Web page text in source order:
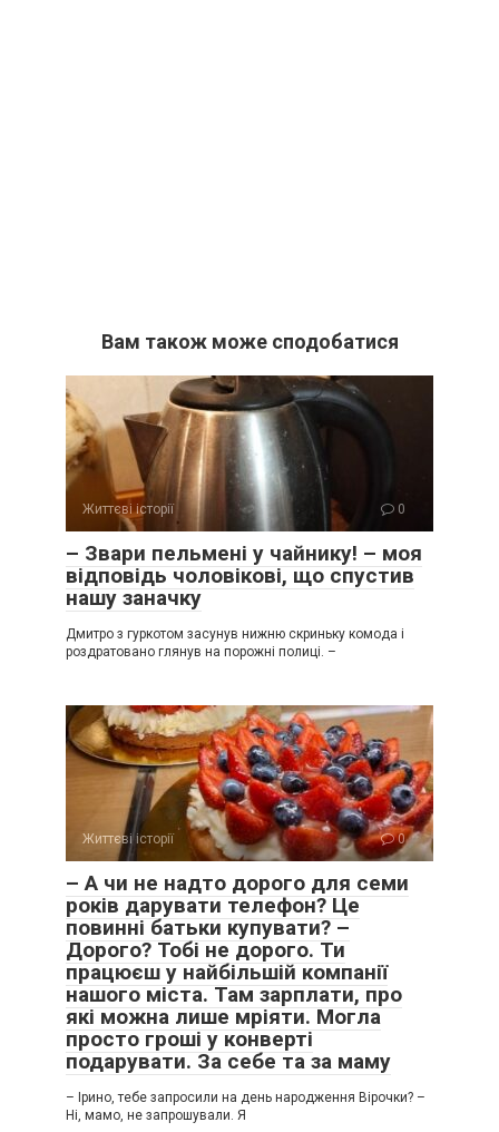
Вам також може сподобатися
Життєві історії 0
– Звари пельмені у чайнику! – моя
відповідь чоловікові, що спустив
нашу заначку
Дмитро з гуркотом засунув нижню скриньку комода і
роздратовано глянув на порожні полиці. –
Життєві історії 0
– А чи не надто дорого для семи
років дарувати телефон? Це
повинні батьки купувати? –
Дорого? Тобі не дорого. Ти
працюєш у найбільшій компанії
нашого міста. Там зарплати, про
які можна лише мріяти. Могла
просто гроші у конверті
подарувати. За себе та за маму
– Ірино, тебе запросили на день народження Вірочки? –
Ні, мамо, не запрошували. Я